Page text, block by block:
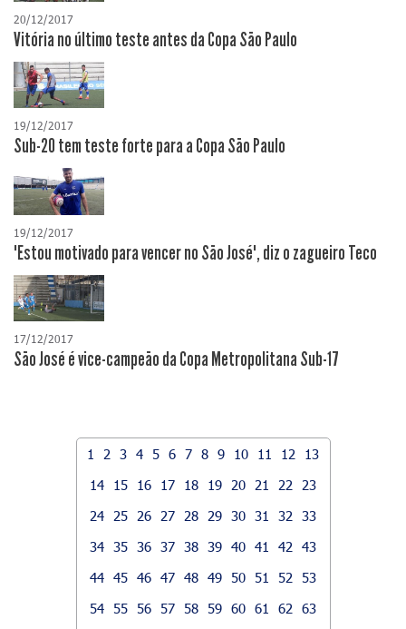
20/12/2017
Vitória no último teste antes da Copa São Paulo
19/12/2017
Sub-20 tem teste forte para a Copa São Paulo
19/12/2017
"Estou motivado para vencer no São José", diz o zagueiro Teco
17/12/2017
São José é vice-campeão da Copa Metropolitana Sub-17
1 2 3 4 5 6 7 8 9 10 11 12
13
14
15 16 17 18 19 20 21 22
23
24
25 26 27 28 29 30 31 32
33
34 35 36 37 38 39 40 41 42
43
44 45 46 47 48 49 50 51 52
53
54 55 56 57 58 59 60 61 62
63